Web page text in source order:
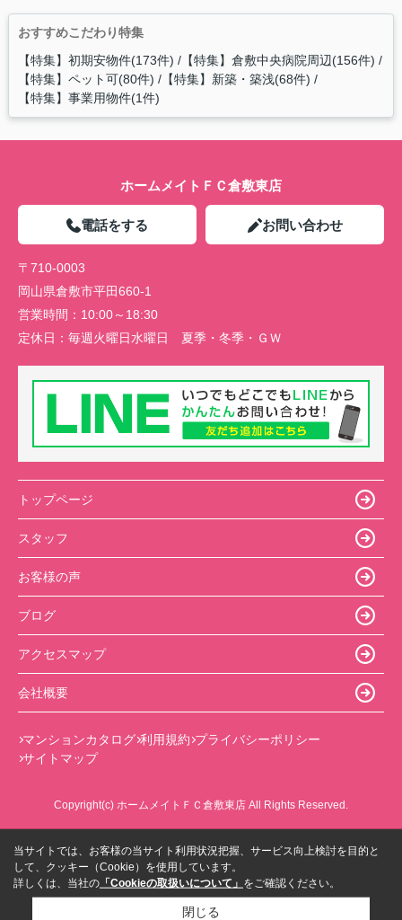
おすすめこだわり特集
【特集】初期安物件(173件) 【特集】倉敷中央病院周辺(156件)
【特集】ペット可(80件) 【特集】新築・築浅(68件)
【特集】事業用物件(1件)
ホームメイトＦＣ倉敷東店
電話をする お問い合わせ
〒710-0003
岡山県倉敷市平田660-1
営業時間： 10:00～18:30
定休日： 毎週火曜日水曜日 夏季・冬季・ＧＷ
トップページ
スタッフ
お客様の声
ブログ
アクセスマップ
会社概要
マンションカタログ 利用規約 プライバシーポリシー
サイトマップ
Copyright(c) ホームメイトＦＣ倉敷東店 All Rights Reserved.
当サイトでは、お客様の当サイト利用状況把握、サービス向上検討を目的と
して、クッキー（Cookie）を使用しています。
詳しくは、当社の 「Cookieの取扱いについて」 をご確認ください。
閉じる